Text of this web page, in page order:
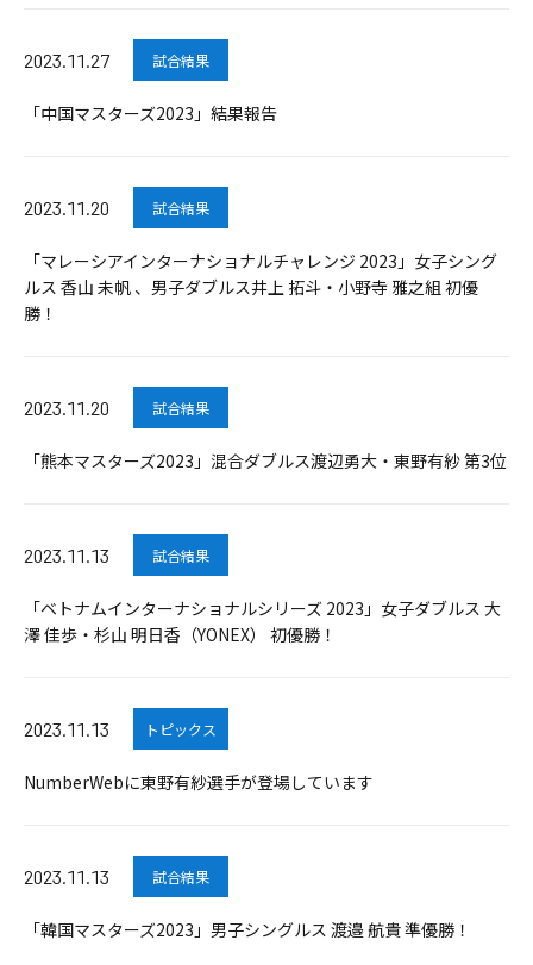
2023.11.27 試合結果
「中国マスターズ2023」結果報告
2023.11.20 試合結果
「マレーシアインターナショナルチャレンジ 2023」女子シング
ルス 香山 未帆 、男子ダブルス井上 拓斗・小野寺 雅之組 初優
勝！
2023.11.20 試合結果
「熊本マスターズ2023」混合ダブルス渡辺勇大・東野有紗 第3位
2023.11.13 試合結果
「ベトナムインターナショナルシリーズ 2023」女子ダブルス 大
澤 佳歩・杉山 明日香（YONEX） 初優勝！
2023.11.13 トピックス
NumberWebに東野有紗選手が登場しています
2023.11.13 試合結果
「韓国マスターズ2023」男子シングルス 渡邉 航貴 準優勝！